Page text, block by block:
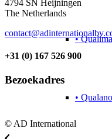
•
•
4794 SN Heijningen
The Netherlands
+31 (0) 167 526 900
Bezoekadres
© AD International